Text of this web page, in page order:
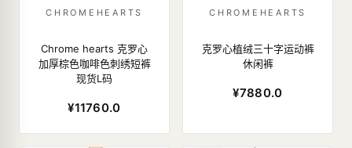
CHROMEHEARTS
Chrome hearts 克罗心
加厚棕色咖啡色刺绣短裤
现货L码
¥11760.0
CHROMEHEARTS
克罗心植绒三十字运动裤
休闲裤
¥7880.0